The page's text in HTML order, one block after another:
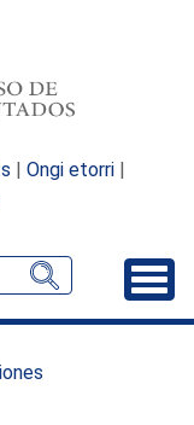
| Ongi etorri |